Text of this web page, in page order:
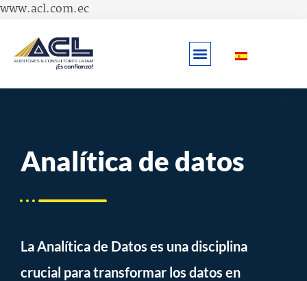
www.acl.com.ecSkip
content
Analítica de datos
La Analítica de Datos es una disciplina
crucial para transformar los datos en